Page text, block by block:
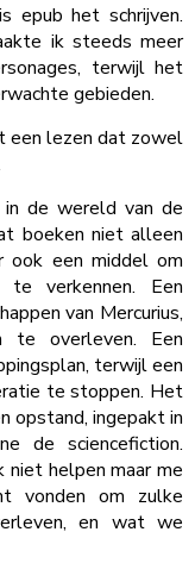
epub het schrijven.
ik steeds meer
terwijl het
gebieden.
een lezen dat zowel
de wereld van de
boeken niet alleen
ook een middel om
verkennen. Een
van Mercurius,
te overleven. Een
terwijl een
te stoppen. Het
opstand, ingepakt in
de sciencefiction.
niet helpen maar me
vonden om zulke
en wat we